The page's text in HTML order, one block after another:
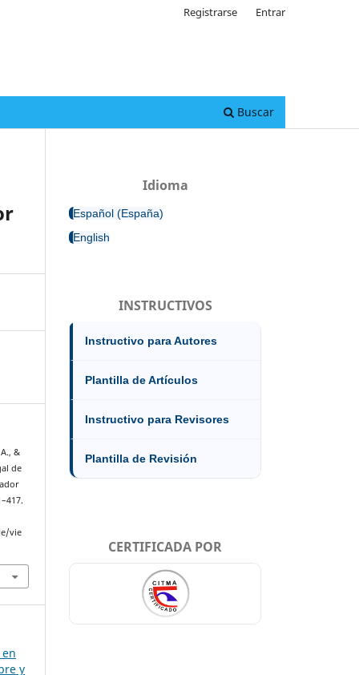
Buscar
Registrarse Entrar
&
de
vie
y
Idioma
Español (España)
English
INSTRUCTIVOS
Instructivo para Autores
Plantilla de Artículos
Instructivo para Revisores
Plantilla de Revisión
CERTIFICADA POR